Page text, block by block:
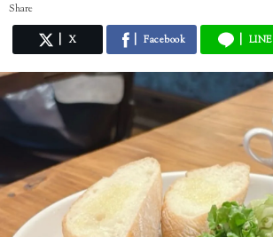
Share
X Facebook LINE